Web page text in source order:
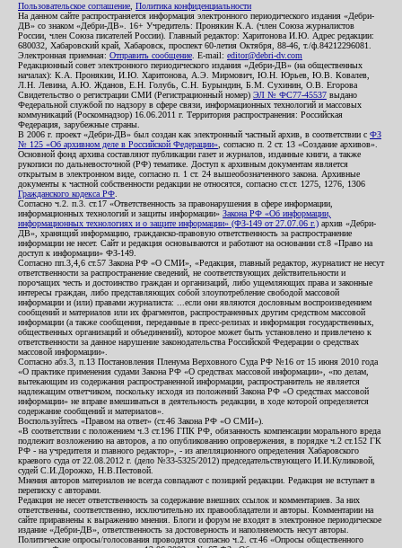
Пользовательское соглашение Политика конфиденциальности
На данном сайте распространяется информация электронного периодического издания «Дебри-
ДВ» со знаком «Дебри-ДВ». 16+ Учредитель: Пронякин К.А. (член Союза журналистов
России, член Союза писателей России). Главный редактор: Харитонова И.Ю. Адрес редакции:
680032, Хабаровский край, Хабаровск, проспект 60-летия Октября, 88-46, т./ф.84212296081.
Электронная приемная: Отправить сообщение . E-mail: editor@debri-dv.com
Редакционный совет электронного периодического издания «Дебри-ДВ» (на общественных
началах): К.А. Пронякин, И.Ю. Харитонова, А.Э. Мирмович, Ю.Н. Юрьев, Ю.В. Ковалев,
Л.Н. Левина, А.Ю. Жданов, Е.Н. Голубь, С.Н. Бурындин, Б.М. Сухинин, О.В. Егорова
Свидетельство о регистрации СМИ (Регистрационный номер) ЭЛ № ФС77-45537 выдано
Федеральной службой по надзору в сфере связи, информационных технологий и массовых
коммуникаций (Роскомнадзор) 16.06.2011 г. Территория распространения: Российская
Федерация, зарубежные страны.
В 2006 г. проект «Дебри-ДВ» был создан как электронный частный архив, в соответствии с ФЗ
№ 125 «Об архивном деле в Российской Федерации» , согласно п. 2 ст. 13 «Создание архивов».
Основной фонд архива составляют публикации газет и журналов, изданные книги, а также
рукописи по дальневосточной (РФ) тематике. Доступ к архивным документам является
открытым в электронном виде, согласно п. 1 ст. 24 вышеобозначенного закона. Архивные
документы к частной собственности редакции не относятся, согласно ст.ст. 1275, 1276, 1306
Гражданского кодекса РФ
Согласно ч.2. п.3. ст.17 «Ответственность за правонарушения в сфере информации,
информационных технологий и защиты информации» Закона РФ «Об информации,
информационных технологиях и о защите информации» (ФЗ-149 от 27.07.06 г.) архив «Дебри-
ДВ», хранящий информацию, гражданско-правовую ответственность за распространение
информации не несет. Сайт и редакция основываются и работают на основании ст.8 «Право на
доступ к информации» ФЗ-149.
Согласно пп.3,4,6 ст.57 Закона РФ «О СМИ», «Редакция, главный редактор, журналист не несут
ответственности за распространение сведений, не соответствующих действительности и
порочащих честь и достоинство граждан и организаций, либо ущемляющих права и законные
интересы граждан, либо представляющих собой злоупотребление свободой массовой
информации и (или) правами журналиста: ...если они являются дословным воспроизведением
сообщений и материалов или их фрагментов, распространенных другим средством массовой
информации (а также сообщения, переданные в пресс-релизах и информация государственных,
общественных организаций и объединений), которое может быть установлено и привлечено к
ответственности за данное нарушение законодательства Российской Федерации о средствах
массовой информации».
Согласно абз.3, п.13 Постановления Пленума Верховного Суда РФ №16 от 15 июня 2010 года
«О практике применения судами Закона РФ «О средствах массовой информации», «по делам,
вытекающим из содержания распространенной информации, распространитель не является
надлежащим ответчиком, поскольку исходя из положений Закона РФ «О средствах массовой
информации» не вправе вмешиваться в деятельность редакции, в ходе которой определяется
содержание сообщений и материалов».
Воспользуйтесь «Правом на ответ» (ст.46 Закона РФ «О СМИ»).
«В соответствии с положением ч.3 ст.196 ГПК РФ, обязанность компенсации морального вреда
подлежит возложению на авторов, а по опубликованию опровержения, в порядке ч.2 ст.152 ГК
РФ - на учредителя и главного редактор», - из апелляционного определения Хабаровского
краевого суда от 22.08.2012 г. (дело №33-5325/2012) председательствующего И.И.Куликовой,
судей С.И.Дорожко, Н.В.Пестовой.
Мнения авторов материалов не всегда совпадают с позицией редакции. Редакция не вступает в
переписку с авторами.
Редакция не несет ответственность за содержание внешних ссылок и комментариев. За них
ответственны, соответственно, исключительно их правообладатели и авторы. Комментарии на
сайте приравнены к выражению мнения. Блоги и форум не входят в электронное периодическое
издание «Дебри-ДВ», ответственность за достоверность и наполняемость несут авторы.
Политические опросы/голосования проводятся согласно ч.2. ст.46 «Опросы общественного